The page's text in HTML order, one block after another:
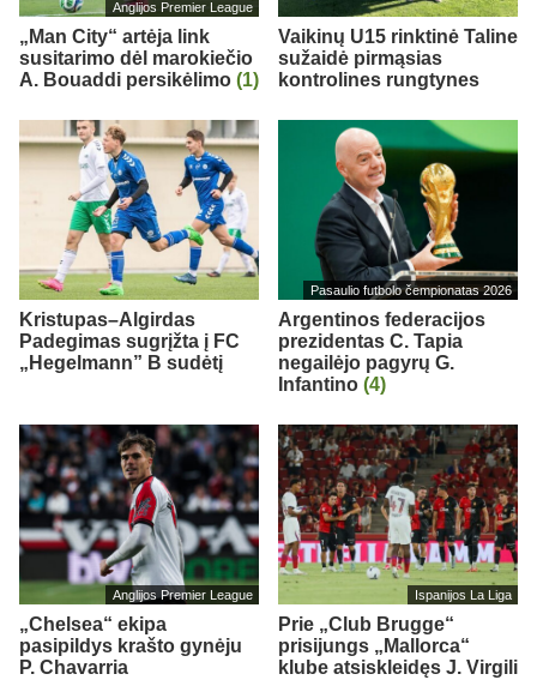
Anglijos Premier League
„Man City“ artėja link
susitarimo dėl marokiečio
A. Bouaddi persikėlimo (1)
Vaikinų U15 rinktinė Taline
sužaidė pirmąsias
kontrolines rungtynes
Kristupas–Algirdas
Padegimas sugrįžta į FC
„Hegelmann” B sudėtį
Pasaulio futbolo čempionatas 2026
Argentinos federacijos
prezidentas C. Tapia
negailėjo pagyrų G.
Infantino (4)
Anglijos Premier League
„Chelsea“ ekipa
pasipildys krašto gynėju
P. Chavarria
Ispanijos La Liga
Prie „Club Brugge“
prisijungs „Mallorca“
klube atsiskleidęs J. Virgili